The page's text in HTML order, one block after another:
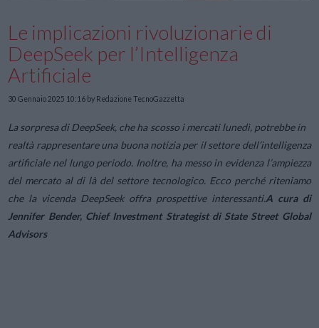
Le implicazioni rivoluzionarie di
DeepSeek per l’Intelligenza
Artificiale
30 Gennaio 2025 10:16 by Redazione TecnoGazzetta
La sorpresa di DeepSeek, che ha scosso i mercati lunedì, potrebbe in
realtà rappresentare una buona notizia per il settore dell’intelligenza
artificiale nel lungo periodo. Inoltre, ha messo in evidenza l’ampiezza
del mercato al di là del settore tecnologico. Ecco perché riteniamo
che la vicenda DeepSeek offra prospettive interessanti.A cura di
Jennifer Bender, Chief Investment Strategist di State Street Global
Advisors